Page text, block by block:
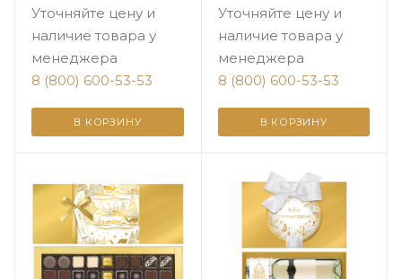
Уточняйте цену и
наличие товара у
менеджера
8 (800) 600-53-53
В КОРЗИНУ
Уточняйте цену и
наличие товара у
менеджера
8 (800) 600-53-53
В КОРЗИНУ